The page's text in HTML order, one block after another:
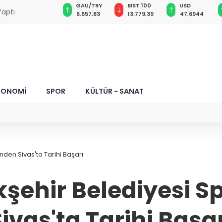
fark
BIST 100
13.779,39
USD
47,6944
EUR
55,1580
SPOR KÜLTÜR - SANAT
Sivas'ta Tarihi Başarı
Belediyesi